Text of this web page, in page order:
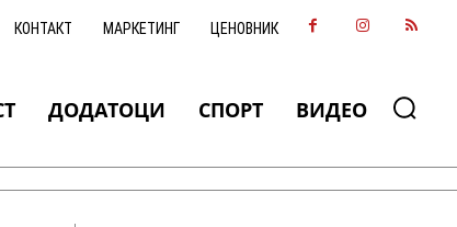
КОНТАКТ МАРКЕТИНГ ЦЕНОВНИК
ДОДАТОЦИ СПОРТ ВИДЕО